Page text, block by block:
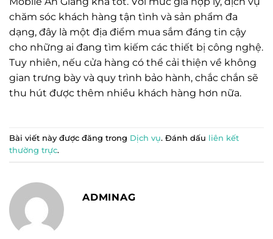
chăm sóc khách hàng tận tình và sản phẩm đa
dạng, đây là một địa điểm mua sắm đáng tin cậy
cho những ai đang tìm kiếm các thiết bị công nghệ.
Tuy nhiên, nếu cửa hàng có thể cải thiện về không
gian trưng bày và quy trình bảo hành, chắc chắn sẽ
thu hút được thêm nhiều khách hàng hơn nữa.
Bài viết này được đăng trong Dịch vụ. Đánh dấu liên kết
thường trực.
ADMINAG